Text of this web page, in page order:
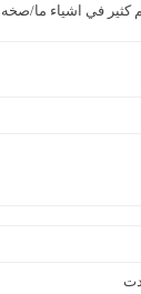
كثير في اشياء ما/